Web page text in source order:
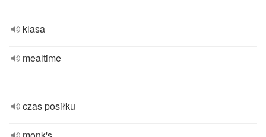
klasa
mealtime
czas posiłku